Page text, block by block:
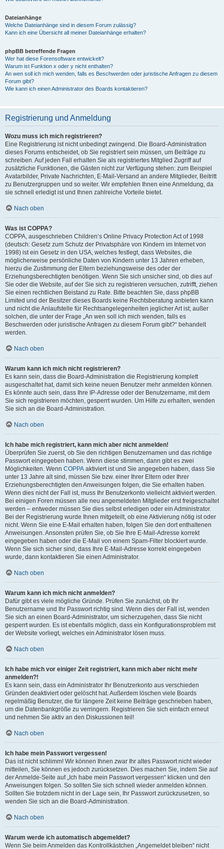
Dateianhänge
Welche Dateianhänge sind in diesem Forum zulässig?
Kann ich eine Übersicht all meiner Dateianhänge erhalten?
phpBB betreffende Fragen
Wer hat diese Forensoftware entwickelt?
Warum ist Funktion x oder y nicht enthalten?
An wen soll ich mich wenden, falls es Beschwerden oder juristische Anfragen zu diesem
Forum gibt?
Wie kann ich einen Administrator des Boards kontaktieren?
Registrierung und Anmeldung
Wozu muss ich mich registrieren?
Eine Registrierung ist nicht unbedingt zwingend. Die Board-Administration
dieses Forums entscheidet, ob Sie registriert sein müssen, um Beiträge zu
schreiben. Auf jeden Fall erhalten Sie als registriertes Mitglied Zugriff auf
zusätzliche Funktionen, die Gästen nicht zur Verfügung stehen: zum Beispiel
Avatarbilder, Private Nachrichten, E-Mail-Versand an andere Mitglieder, Beitritt
zu Benutzergruppen und so weiter. Wir empfehlen Ihnen eine Anmeldung, da
sie schnell erledigt ist und Ihnen zahlreiche Vorteile bietet.
Nach oben
Was ist COPPA?
COPPA, ausgeschrieben Children’s Online Privacy Protection Act of 1998
(deutsch: Gesetz zum Schutz der Privatsphäre von Kindern im Internet von
1998) ist ein Gesetz in den USA, welches festlegt, dass Websites, die
möglicherweise persönliche Daten von Kindern unter 13 Jahren erheben,
hierzu die Zustimmung der Eltern beziehungsweise des oder der
Erziehungsberechtigten benötigen. Wenn Sie sich unsicher sind, ob dies auf
Sie oder die Website, auf der Sie sich zu registrieren versuchen, zutrifft, ziehen
Sie einen rechtlichen Beistand zu Rate. Bitte beachten Sie, dass phpBB
Limited und der Besitzer dieses Boards keine Rechtsberatung anbieten kann
und nicht die Anlaufstelle für Rechtsangelegenheiten jeglicher Art ist; außer
solchen, die unter der Frage „An wen soll ich mich wenden, falls es
Beschwerden oder juristische Anfragen zu diesem Forum gibt?“ behandelt
werden.
Nach oben
Warum kann ich mich nicht registrieren?
Es kann sein, dass die Board-Administration die Registrierung komplett
ausgeschaltet hat, damit sich keine neuen Benutzer mehr anmelden können.
Es könnte auch sein, dass Ihre IP-Adresse oder der Benutzername, mit dem
Sie sich registrieren möchten, gesperrt wurden. Um Hilfe zu erhalten, wenden
Sie sich an die Board-Administration.
Nach oben
Ich habe mich registriert, kann mich aber nicht anmelden!
Überprüfen Sie zuerst, ob Sie den richtigen Benutzernamen und das richtige
Passwort eingegeben haben. Wenn diese stimmen, dann gibt es zwei
Möglichkeiten. Wenn COPPA aktiviert ist und Sie angegeben haben, dass Sie
unter 13 Jahre alt sind, müssen Sie bzw. einer Ihrer Eltern oder Ihrer
Erziehungsberechtigten den Anweisungen folgen, die Sie erhalten haben.
Wenn dies nicht der Fall ist, muss Ihr Benutzerkonto vielleicht aktiviert werden.
Bei einigen Foren müssen alle neu angemeldeten Mitglieder erst freigeschaltet
werden – entweder müssen Sie dies selbst erledigen oder ein Administrator.
Bei der Registrierung wurde Ihnen mitgeteilt, ob eine Aktivierung nötig ist oder
nicht. Wenn Sie eine E-Mail erhalten haben, folgen Sie den dort enthaltenen
Anweisungen. Ansonsten prüfen Sie, ob Sie Ihre E-Mail-Adresse korrekt
eingegeben haben oder die E-Mail von einem Spam-Filter blockiert wurde.
Wenn Sie sich sicher sind, dass Ihre E-Mail-Adresse korrekt eingegeben
wurde, dann kontaktieren Sie einen Administrator.
Nach oben
Warum kann ich mich nicht anmelden?
Dafür gibt es viele mögliche Gründe. Prüfen Sie zunächst, ob Ihr
Benutzername und Ihr Passwort richtig sind. Wenn dies der Fall ist, wenden
Sie sich an einen Board-Administrator, um sicherzugehen, dass Sie nicht
gesperrt wurden. Es ist ebenfalls möglich, dass ein Konfigurationsproblem mit
der Website vorliegt, welches ein Administrator lösen muss.
Nach oben
Ich habe mich vor einiger Zeit registriert, kann mich aber nicht mehr
anmelden?!
Es kann sein, dass ein Administrator Ihr Benutzerkonto aus verschieden
Gründen deaktiviert oder gelöscht hat. Außerdem löschen viele Boards
regelmäßig Benutzer, die für längere Zeit keine Beiträge geschrieben haben,
um die Datenbankgröße zu verringern. Registrieren Sie sich einfach erneut
und nehmen Sie aktiv an den Diskussionen teil!
Nach oben
Ich habe mein Passwort vergessen!
Das ist nicht schlimm! Wir können Ihnen zwar Ihr altes Passwort nicht wieder
mitteilen, Sie können es jedoch zurücksetzen. Dies machen Sie, indem Sie auf
der Anmelde-Seite auf „Ich habe mein Passwort vergessen“ klicken und den
Anweisungen folgen. So sollten Sie sich schnell wieder anmelden können.
Sollten Sie trotzdem nicht in der Lage sein, Ihr Passwort zurückzusetzen, so
wenden Sie sich an die Board-Administration.
Nach oben
Warum werde ich automatisch abgemeldet?
Wenn Sie beim Anmelden das Kontrollkästchen „Angemeldet bleiben“ nicht